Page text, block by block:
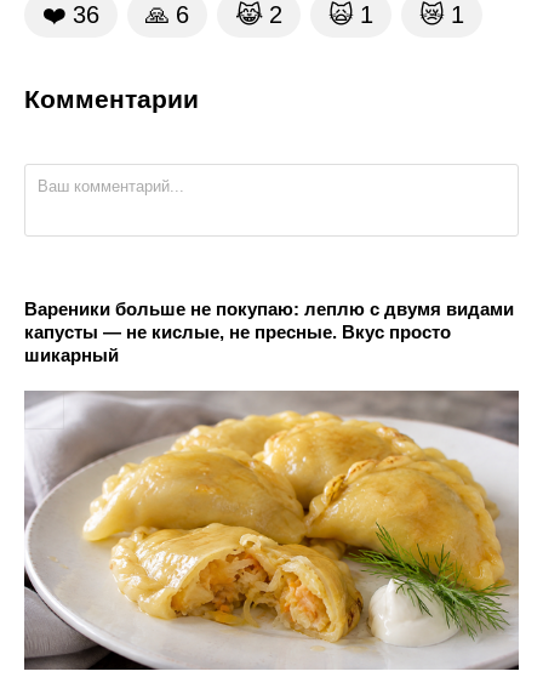
❤️ 36 🙏 6 😹 2 🙀 1 😿 1
Комментарии
Вареники больше не покупаю: леплю с двумя видами
капусты — не кислые, не пресные. Вкус просто
шикарный